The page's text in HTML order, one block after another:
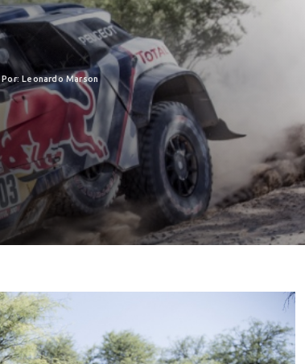
Por: Leonardo Marson